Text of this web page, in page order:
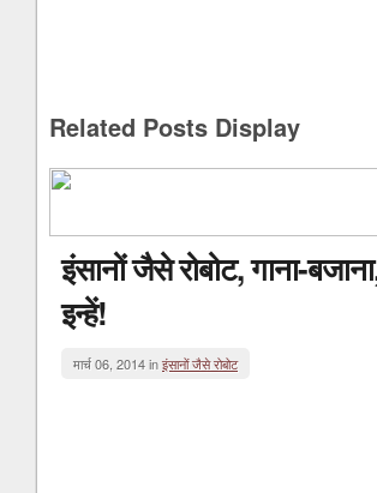
Related Posts Display
इंसानों जैसे रोबोट, गाना-
इन्हें!
मार्च 06, 2014 inइंसानों जैसे रोबोट